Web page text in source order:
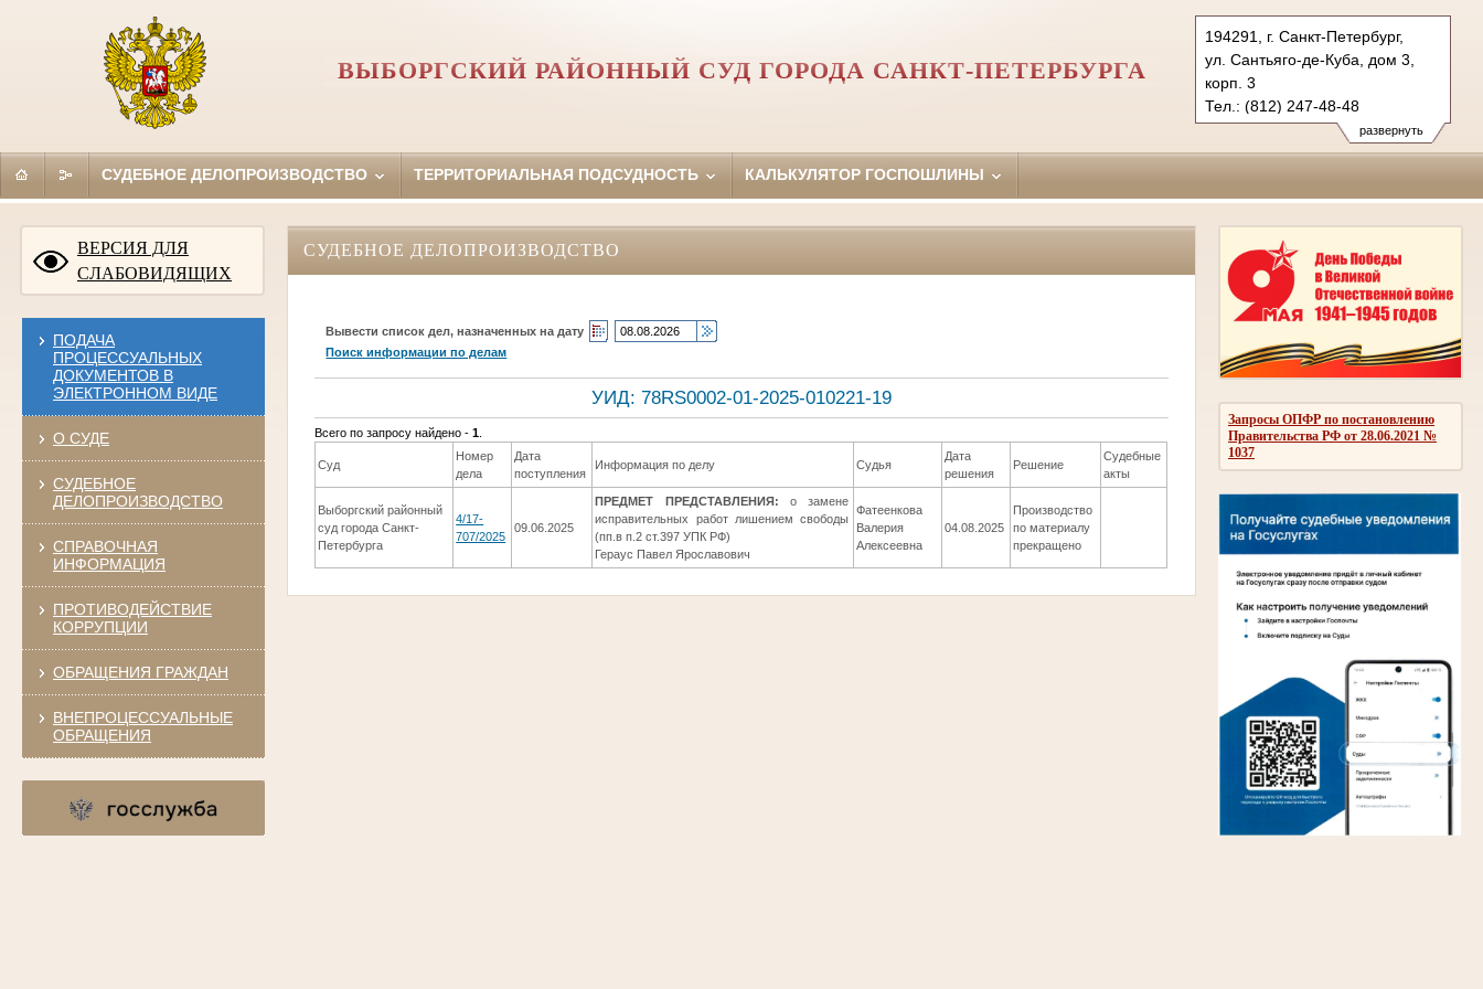
развернуть
194291, г. Санкт-Петербург,
ул. Сантьяго-де-Куба, дом 3,
корп. 3
Тел.: (812) 247-48-48
247-48-03
247-48-04 (приемн.)
ВЫБОРГСКИЙ РАЙОННЫЙ СУД ГОРОДА САНКТ-ПЕТЕРБУРГА
СУДЕБНОЕ ДЕЛОПРОИЗВОДСТВО ТЕРРИТОРИАЛЬНАЯ ПОДСУДНОСТЬ КАЛЬКУЛЯТОР ГОСПОШЛИНЫ
ВЕРСИЯ ДЛЯ
СЛАБОВИДЯЩИХ
ПОДАЧА
ПРОЦЕССУАЛЬНЫХ
ДОКУМЕНТОВ В
ЭЛЕКТРОННОМ ВИДЕ
О СУДЕ
СУДЕБНОЕ
ДЕЛОПРОИЗВОДСТВО
СПРАВОЧНАЯ
ИНФОРМАЦИЯ
ПРОТИВОДЕЙСТВИЕ
КОРРУПЦИИ
ОБРАЩЕНИЯ ГРАЖДАН
ВНЕПРОЦЕССУАЛЬНЫЕ
ОБРАЩЕНИЯ
Запросы ОПФР по постановлению
Правительства РФ от 28.06.2021 №
1037
СУДЕБНОЕ ДЕЛОПРОИЗВОДСТВО
Вывести список дел, назначенных на дату
Поиск информации по делам
УИД: 78RS0002-01-2025-010221-19
Всего по запросу найдено -1
Суд
Номер
дела
Дата
поступления
Информация по делу Судья
Дата
решения
Решение
Судебные
акты
Выборгский районный
суд города Санкт-
Петербурга
4/17-
707/2025
09.06.2025
ПРЕДМЕТ ПРЕДСТАВЛЕНИЯ: о замене
исправительных работ лишением свободы
(пп.в п.2 ст.397 УПК РФ)
Гераус Павел Ярославович
Фатеенкова
Валерия
Алексеевна
04.08.2025
Производство
по материалу
прекращено